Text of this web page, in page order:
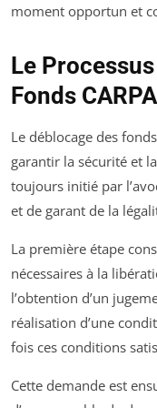
moment opportun et
Le
Fonds CARPA
Le déblocage des
garantir la sécurité et
toujours initié par
et de garant de la
La première étape
nécessaires à la
l’obtention d’un
réalisation d’une
fois ces conditions
Cette demande est